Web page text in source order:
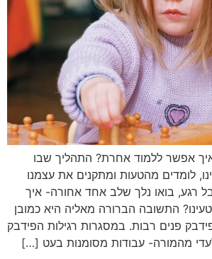
איך אפשר ללמוד אחרת? התהליך שבו
לומדים מהטעות ומתקנים את עצמנו
רגע, בואו נלך שלב אחד אחורה- איך
התשובה הברורה מאליה היא כמובן
פנים רבות. במסגרות רגילות הפידבק
מהמורה- עבודות מסומנות בעט […]